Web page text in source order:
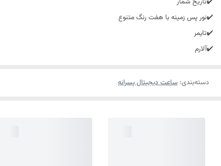
✔️نور پس زمینه با هفت رنگ متنوع
✔️تایمر
✔️آلارم
دسته‌بندی: ساعت دیجیتال پسرانه